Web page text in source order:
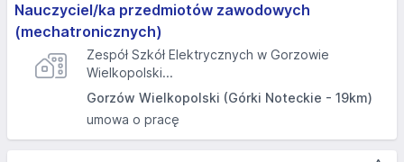
Nauczyciel/ka przedmiotów zawodowych
(mechatronicznych)
Zespół Szkół Elektrycznych w Gorzowie
Wielkopolski...
Gorzów Wielkopolski (Górki Noteckie - 19km)
umowa o pracę